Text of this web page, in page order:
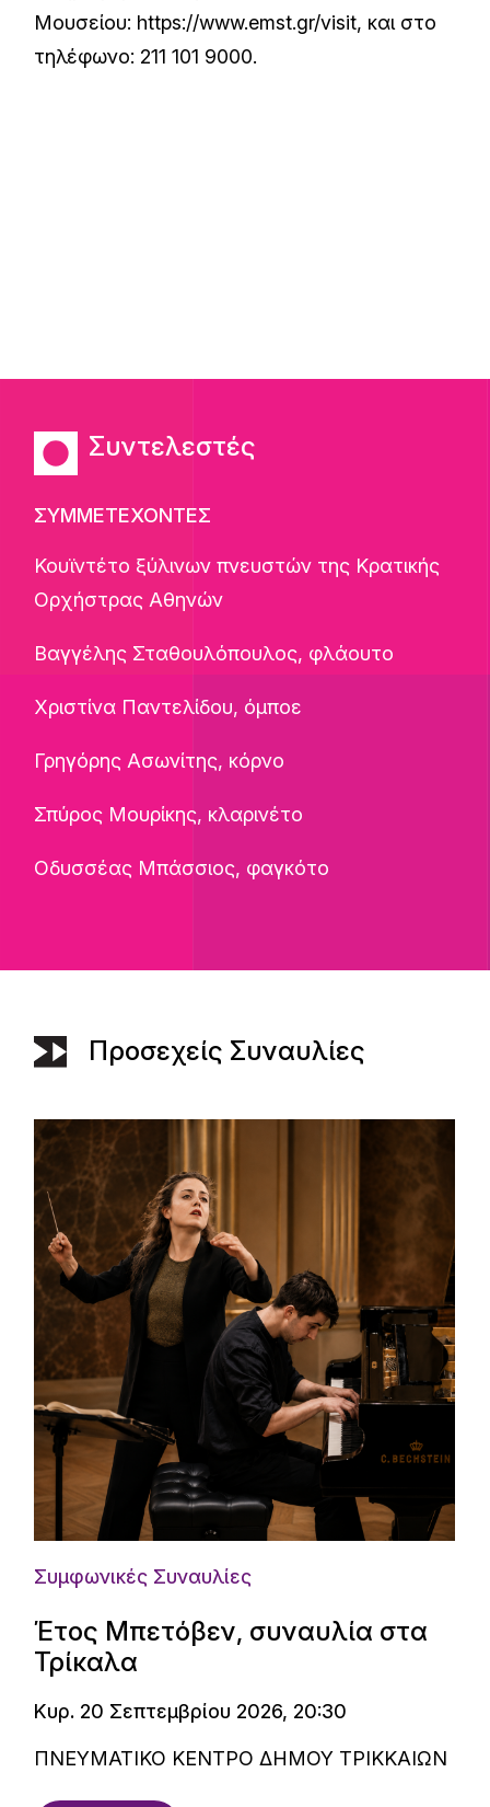
Μουσείου: https://www.emst.gr/visit, και στο
τηλέφωνο: 211 101 9000.
Συντελεστές
ΣΥΜΜΕΤΕΧΟΝΤΕΣ
Κουϊντέτο ξύλινων πνευστών της Κρατικής
Ορχήστρας Αθηνών
Βαγγέλης Σταθουλόπουλος, φλάουτο
Χριστίνα Παντελίδου, όμποε
Γρηγόρης Ασωνίτης, κόρνο
Σπύρος Μουρίκης, κλαρινέτο
Οδυσσέας Μπάσσιος, φαγκότο
Προσεχείς Συναυλίες
Συμφωνικές Συναυλίες
Έτος Μπετόβεν, συναυλία στα
Τρίκαλα
Κυρ. 20 Σεπτεμβρίου 2026, 20:30
ΠΝΕΥΜΑΤΙΚΟ ΚΕΝΤΡΟ ΔΗΜΟΥ ΤΡΙΚΚΑΙΩΝ